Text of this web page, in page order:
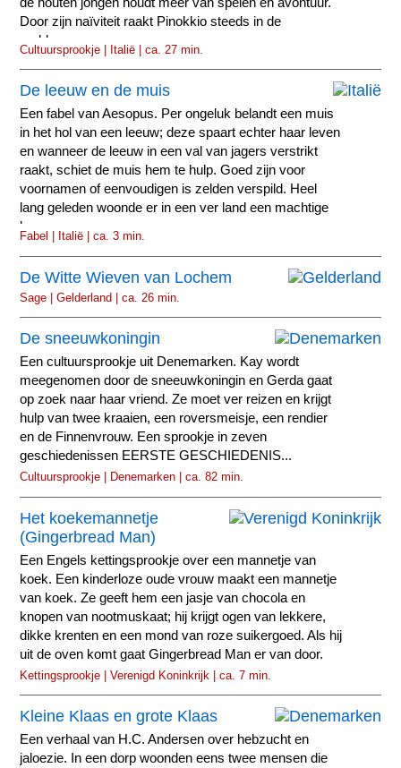
Door zijn naïviteit raakt Pinokkio steeds in de
problemen...
Cultuursprookje | Italië | ca. 27 min.
De leeuw en de muis
Een fabel van Aesopus. Per ongeluk belandt een muis
in het hol van een leeuw; deze spaart echter haar leven
en wanneer de leeuw in een val van jagers verstrikt
raakt, schiet de muis hem te hulp. Goed zijn voor
voornamen of eenvoudigen is zelden verspild. Heel
lang geleden woonde er in een ver land een machtige
leeuw.
Fabel | Italië | ca. 3 min.
De Witte Wieven van Lochem
Sage | Gelderland | ca. 26 min.
De sneeuwkoningin
Een cultuursprookje uit Denemarken. Kay wordt
meegenomen door de sneeuwkoningin en Gerda gaat
op zoek naar haar vriend. Ze moet ver reizen en krijgt
hulp van twee kraaien, een roversmeisje, een rendier
en de Finnenvrouw. Een sprookje in zeven
geschiedenissen EERSTE GESCHIEDENIS...
Cultuursprookje | Denemarken | ca. 82 min.
Het koekemannetje
(Gingerbread Man)
Een Engels kettingsprookje over een mannetje van
koek. Een kinderloze oude vrouw maakt een mannetje
van koek. Ze geeft hem een jasje van chocola en
knopen van nootmuskaat; hij krijgt ogen van lekkere,
dikke krenten en een mond van roze suikergoed. Als hij
uit de oven komt gaat Gingerbread Man er van door.
Kettingsprookje | Verenigd Koninkrijk | ca. 7 min.
Kleine Klaas en grote Klaas
Een verhaal van H.C. Andersen over hebzucht en
jaloezie. In een dorp woonden eens twee mensen die